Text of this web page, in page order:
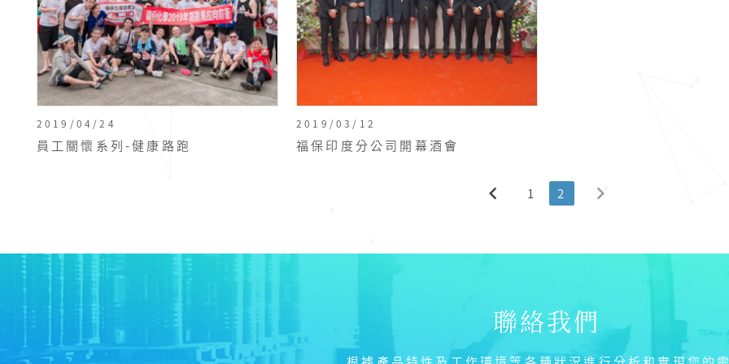
2019/04/24
員工關懷系列-健康路跑
2019/03/12
福保印度分公司開幕酒會
chevron_left 1 2 chevron_right
聯絡我們